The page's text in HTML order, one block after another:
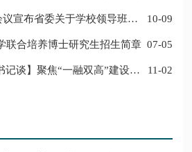
10-09
联合培养博士研究生招生简章 07-05
11-02